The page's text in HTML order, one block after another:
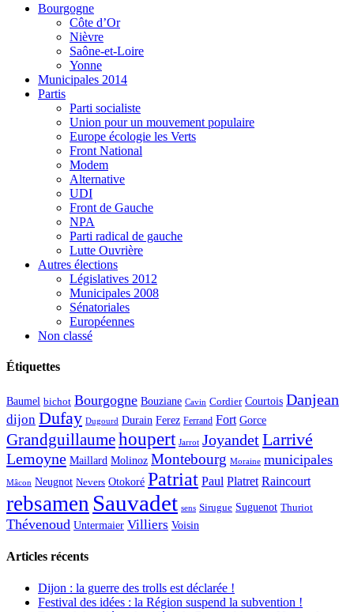
Bourgogne
Côte d’Or
Nièvre
Saône-et-Loire
Yonne
Municipales 2014
Partis
Parti socialiste
Union pour un mouvement populaire
Europe écologie les Verts
Front National
Modem
Alternative
UDI
Front de Gauche
NPA
Parti radical de gauche
Lutte Ouvrière
Autres élections
Législatives 2012
Municipales 2008
Sénatoriales
Européennes
Non classé
Étiquettes
Baumel bichot Bourgogne Bouziane Cavin Cordier Courtois Danjean
dijon Dufay Dugourd Durain Ferez Ferrand Fort Gorce
Grandguillaumehoupert Jarrot JoyandetLarrivé
Lemoyne Maillard Molinoz Montebourg Moraine municipales
Mâcon Neugnot Nevers Otokoré Patriat Paul Platret Raincourt
rebsamen Sauvadet sens Sirugue Suguenot Thuriot
Thévenoud Untermaier Villiers Voisin
Articles récents
Dijon : la guerre des trolls est déclarée !
Festival des idées : la Région suspend la subvention !